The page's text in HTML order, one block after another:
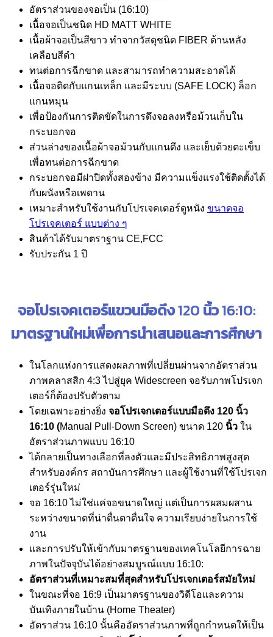
อัตราส่วนของจอเป็น (16:10)
เนื้อจอเป็นชนิด HD MATT WHITE
เนื้อผ้าจอเป็นสีขาว ทำจากวัสดุชนิด FIBER ด้านหลัง
เคลือบสีดำ
ทนต่อการฉีกขาด และสามารถทำความสะอาดได้
เนื้อจอติดกับแกนเหล็ก และมีระบบ (SAFE LOCK) ล็อก
แกนหมุน
เพื่อป้องกันการติดขัดในการดึงจอลงหรือม้วนเก็บใน
กระบอกจอ
ส่วนล่างของเนื้อผ้าจอม้วนกับแกนดึง และเย็บด้วยตะเข็บ
เพื่อทนต่อการฉีกขาด
กระบอกจอมีฝาปิดทั้งสองข้าง มีความแข็งแรงใช้ติดตั้งได้
กับผนังหรือเพดาน
เหมาะสำหรับใช้งานกับโปรเจคเตอร์ดูหนัง ขนาดจอ
โปรเจคเตอร์ แบบต่าง ๆ
สินค้าได้รับมาตราฐาน CE,FCC
รับประกัน 1 ปี
จอโปรเจคเตอร์แขวนมือดึง120 นิ้ว16:10:
มาตรฐานใหม่เพื่อการนำเสนอและการศึกษา
ในโลกแห่งการแสดงผลภาพที่เปลี่ยนผ่านจากอัตราส่วน
ภาพคลาสสิก 4:3 ไปสู่ยุค Widescreen จอรับภาพโปรเจก
เตอร์ก็ต้องปรับตัวตาม
โดยเฉพาะอย่างยิ่ง จอโปรเจกเตอร์แบบมือดึง 120 นิ้ว
16:10 (Manual Pull-Down Screen) ขนาด 120 นิ้ว ใน
อัตราส่วนภาพแบบ 16:10
ได้กลายเป็นทางเลือกที่ลงตัวและมีประสิทธิภาพสูงสุด
สำหรับองค์กร สถาบันการศึกษา และผู้ใช้งานที่ใช้โปรเจก
เตอร์รุ่นใหม่
จอ 16:10 ไม่ใช่แค่จอขนาดใหญ่ แต่เป็นการผสมผสาน
ระหว่างขนาดที่น่าตื่นตาตื่นใจ ความเรียบง่ายในการใช้
งาน
และการปรับให้เข้ากับมาตรฐานของเทคโนโลยีการฉาย
ภาพในปัจจุบันได้อย่างสมบูรณ์แบบ 16:10:
อัตราส่วนที่เหมาะสมที่สุดสำหรับโปรเจกเตอร์สมัยใหม่
ในขณะที่จอ 16:9 เป็นมาตรฐานของวิดีโอและความ
บันเทิงภายในบ้าน (Home Theater)
อัตราส่วน 16:10 นั้นคืออัตราส่วนภาพที่ถูกกำหนดให้เป็น